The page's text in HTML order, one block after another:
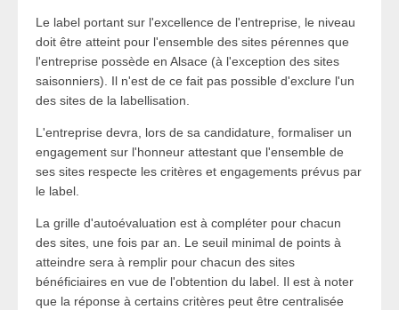
Le label portant sur l'excellence de l'entreprise, le niveau
doit être atteint pour l'ensemble des sites pérennes que
l'entreprise possède en Alsace (à l'exception des sites
saisonniers). Il n'est de ce fait pas possible d'exclure l'un
des sites de la labellisation.
L'entreprise devra, lors de sa candidature, formaliser un
engagement sur l'honneur attestant que l'ensemble de
ses sites respecte les critères et engagements prévus par
le label.
La grille d'autoévaluation est à compléter pour chacun
des sites, une fois par an. Le seuil minimal de points à
atteindre sera à remplir pour chacun des sites
bénéficiaires en vue de l'obtention du label. Il est à noter
que la réponse à certains critères peut être centralisée